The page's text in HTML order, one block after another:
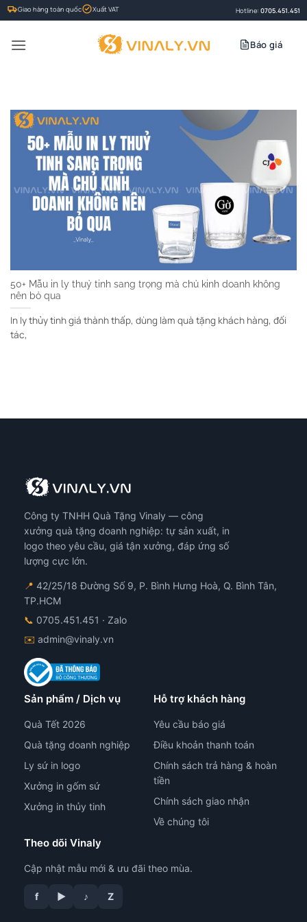
Bỏ
qua
nội
Giao hàng toàn quốc Xuất VAT Hotline: 0705.451.451
Báo giá
50+ Mẫu in ly thuỷ tinh sang trọng mà chủ kinh doanh không
nên bỏ qua
In ly thủy tinh giá thành thấp, dùng làm quà tặng khách hàng, đối
tác,
Công ty TNHH Quà Tặng Vinaly — công
xưởng quà tặng doanh nghiệp: tự sản xuất, in
logo theo yêu cầu, giá tận xưởng, đáp ứng số
lượng cực lớn.
📍 42/25/18 Đường Số 9, P. Bình Hưng Hoà, Q. Bình Tân,
TP.HCM
📞 0705.451.451 · Zalo
✉️ admin@vinaly.vn
Sản phẩm / Dịch vụ
Quà Tết 2026
Quà tặng doanh nghiệp
Ly sứ in logo
Xưởng in gốm sứ
Xưởng in thủy tinh
Hỗ trợ khách hàng
Yêu cầu báo giá
Điều khoản thanh toán
Chính sách trả hàng & hoàn
tiền
Chính sách giao nhận
Về chúng tôi
Theo dõi Vinaly
Cập nhật mẫu mới & ưu đãi theo mùa.
f ▶ ♪ Z